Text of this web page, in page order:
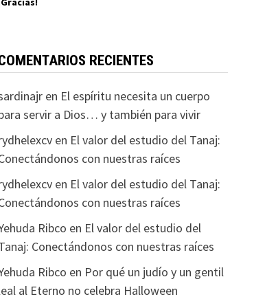
RECIENTES
en El espíritu necesita un cuerpo
servir a Dios… y también para vivir
en El valor del estudio del Tanaj:
con nuestras raíces
en El valor del estudio del Tanaj:
con nuestras raíces
Ribco en El valor del estudio del
Conectándonos con nuestras raíces
Ribco en Por qué un judío y un gentil
al Eterno no celebra Halloween